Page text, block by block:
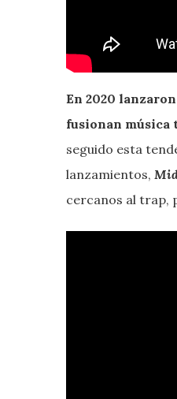
En 2020
fusionan música
seguido esta
lanzamientos,
cercanos al trap,